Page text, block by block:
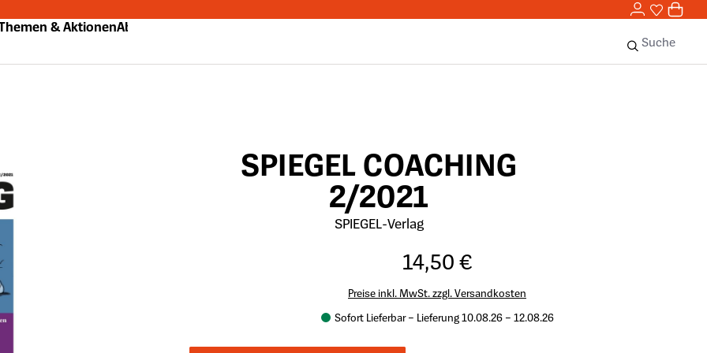
0,00
0
& AktionenAbo
Suche
SPIEGEL COACHING
2/2021
SPIEGEL-Verlag
14,50 €
Preise inkl. MwSt. zzgl. Versandkosten
Sofort Lieferbar – Lieferung 10.08.26 – 12.08.26